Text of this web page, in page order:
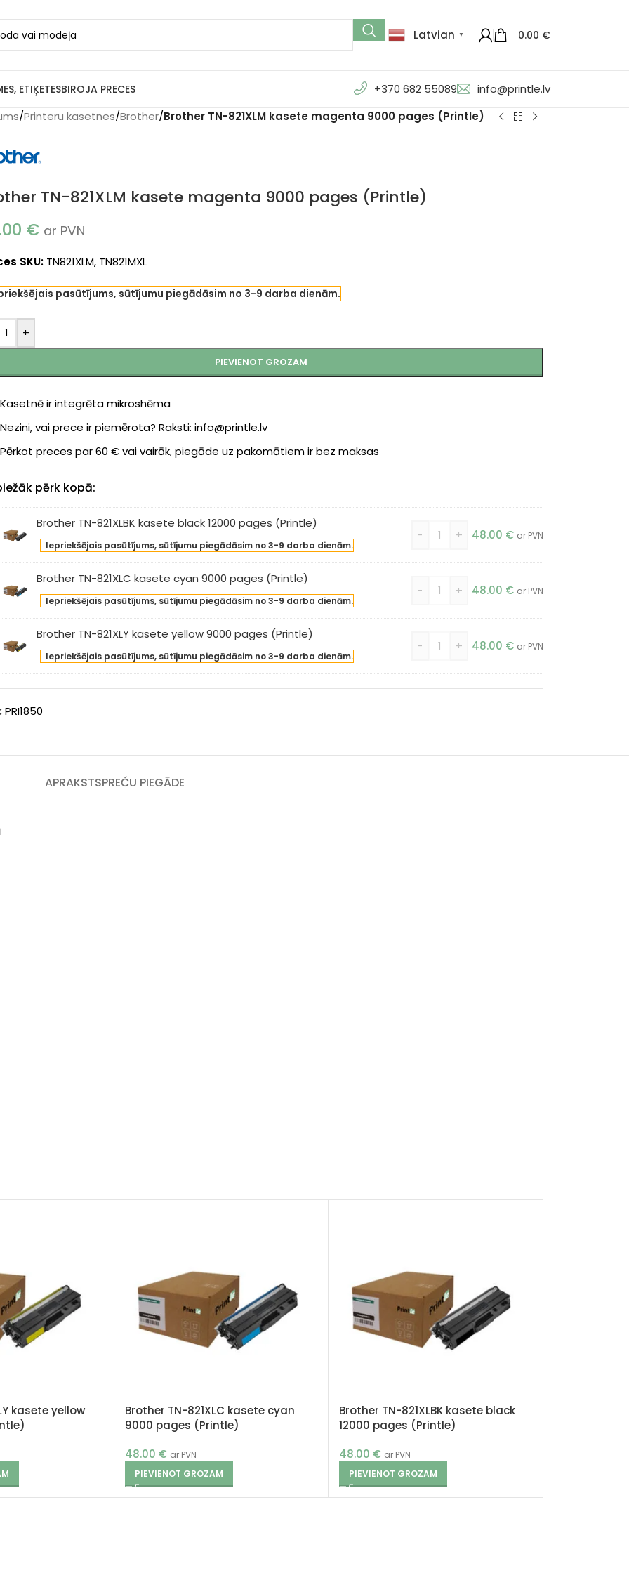
Latvian ▼ 0.00 €
ETIĶETESBIROJA PRECES +370 682 55089 info@printle.lv
/Printeru kasetnes/Brother/Brother TN-821XLM kasete magenta 9000 pages (Printle)
TN-821XLM kasete magenta 9000 pages (Printle)
€ ar PVN
SKU: TN821XLM, TN821MXL
pasūtījums, sūtījumu piegādāsim no 3-9 darba dienām.
+
PIEVIENOT GROZAM
Kasetnē ir integrēta mikroshēma
Nezini, vai prece ir piemērota? Raksti: info@printle.lv
Pērkot preces par 60 € vai vairāk, piegāde uz pakomātiem ir bez maksas
pērk kopā:
Brother TN-821XLBK kasete black 12000 pages (Printle)
Iepriekšējais pasūtījums, sūtījumu piegādāsim no 3-9 darba dienām.
- + 48.00 € ar PVN
Brother TN-821XLC kasete cyan 9000 pages (Printle)
Iepriekšējais pasūtījums, sūtījumu piegādāsim no 3-9 darba dienām.
- + 48.00 € ar PVN
Brother TN-821XLY kasete yellow 9000 pages (Printle)
Iepriekšējais pasūtījums, sūtījumu piegādāsim no 3-9 darba dienām.
- + 48.00 € ar PVN
PRI1850
APRAKSTSPREČU PIEGĀDE
kasete yellow
Brother TN-821XLC kasete cyan
9000 pages (Printle)
48.00 € ar PVN
PIEVIENOT GROZAM
Brother TN-821XLBK kasete black
12000 pages (Printle)
48.00 € ar PVN
PIEVIENOT GROZAM